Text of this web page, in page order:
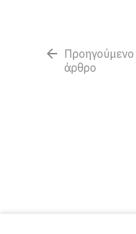
Προηγούμενο
άρθρο